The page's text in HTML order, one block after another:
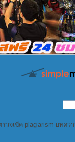
วจเช็ค plagiarism บทค